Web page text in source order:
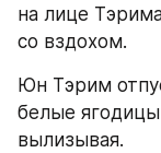
на лице
со вздохом.
Юн Тэрим
белые
вылизывая.